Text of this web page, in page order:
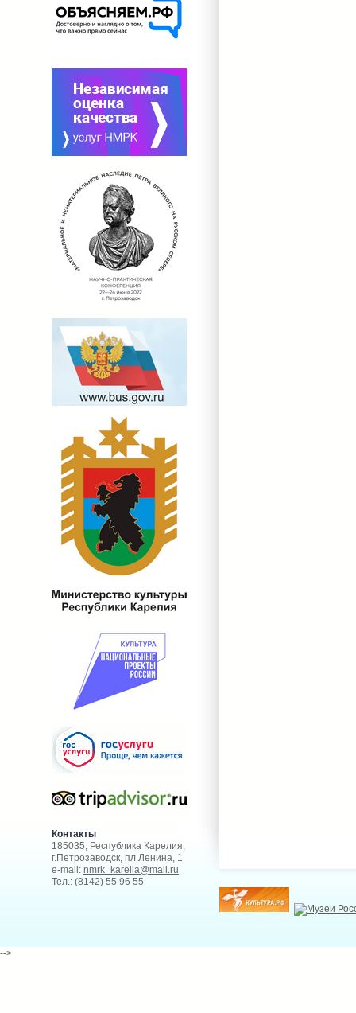
Контакты
185035, Республика Карелия,
г.Петрозаводск, пл.Ленина, 1
e-mail: nmrk_karelia@mail.ru
Тел.: (8142) 55 96 55
-->